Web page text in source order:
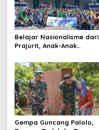
Belajar Nasionalisme dari
Prajurit, Anak-Anak
512/QY
Gempa Guncang Palolo,